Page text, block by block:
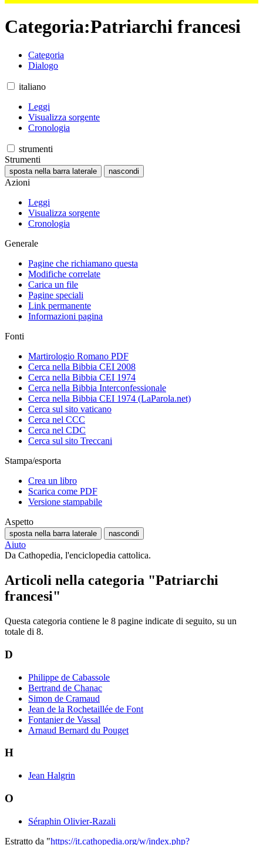
Categoria:Patriarchi francesi
Categoria
Dialogo
italiano
Leggi
Visualizza sorgente
Cronologia
strumenti
Strumenti
sposta nella barra laterale nascondi
Azioni
Leggi
Visualizza sorgente
Cronologia
Generale
Pagine che richiamano questa
Modifiche correlate
Carica un file
Pagine speciali
Link permanente
Informazioni pagina
Fonti
Martirologio Romano PDF
Cerca nella Bibbia CEI 2008
Cerca nella Bibbia CEI 1974
Cerca nella Bibbia Interconfessionale
Cerca nella Bibbia CEI 1974 (LaParola.net)
Cerca sul sito vaticano
Cerca nel CCC
Cerca nel CDC
Cerca sul sito Treccani
Stampa/esporta
Crea un libro
Scarica come PDF
Versione stampabile
Aspetto
sposta nella barra laterale nascondi
Aiuto
Da Cathopedia, l'enciclopedia cattolica.
Articoli nella categoria "Patriarchi
francesi"
Questa categoria contiene le 8 pagine indicate di seguito, su un
totale di 8.
D
Philippe de Cabassole
Bertrand de Chanac
Simon de Cramaud
Jean de la Rochetaillée de Font
Fontanier de Vassal
Arnaud Bernard du Pouget
H
Jean Halgrin
O
Séraphin Olivier-Razali
Estratto da "https://it.cathopedia.org/w/index.php?